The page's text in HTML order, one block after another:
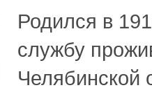
Родился в
службу
Челябинской